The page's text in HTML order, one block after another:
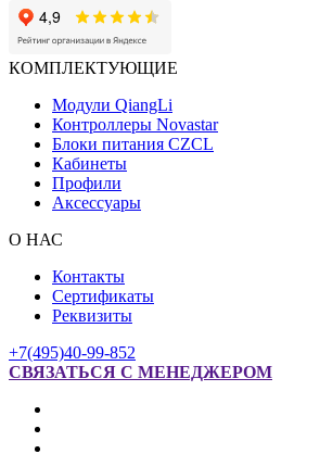
КОМПЛЕКТУЮЩИЕ
Модули QiangLi
Контроллеры Novastar
Блоки питания CZCL
Кабинеты
Профили
Аксессуары
О НАС
Контакты
Сертификаты
Реквизиты
+7(495)40-99-852
СВЯЗАТЬСЯ С МЕНЕДЖЕРОМ